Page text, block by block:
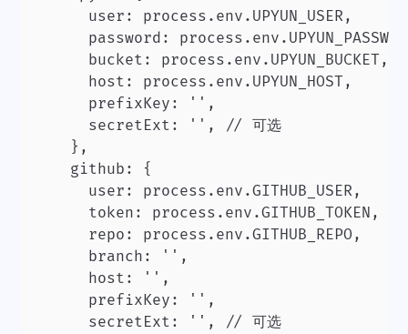
      user: process.env.UPYUN_USER,
password:
      bucket: process.env.UPYUN_BUCKET,
      host: process.env.UPYUN_HOST,
      prefixKey: '',
      secretExt: '', // 可选
    },
    github: {
      user: process.env.GITHUB_USER,
      token: process.env.GITHUB_TOKEN,
      repo: process.env.GITHUB_REPO,
      branch: '',
      host: '',
      prefixKey: '',
      secretExt: '', // 可选